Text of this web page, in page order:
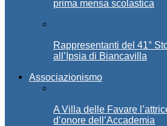
prima mensa scolastica
Rappresentanti del 41°
all’Ipsia di Biancavilla
Associazionismo
A Villa delle Favare
d’onore dell’Accademia